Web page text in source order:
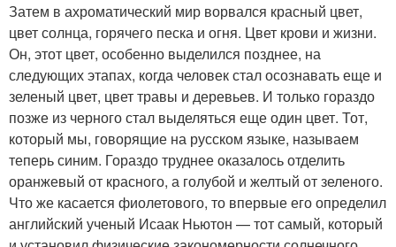
Затем в ахроматический мир ворвался красный цвет,
цвет солнца, горячего песка и огня. Цвет крови и жизни.
Он, этот цвет, особенно выделился позднее, на
следующих этапах, когда человек стал осознавать еще и
зеленый цвет, цвет травы и деревьев. И только гораздо
позже из черного стал выделяться еще один цвет. Тот,
который мы, говорящие на русском языке, называем
теперь синим. Гораздо труднее оказалось отделить
оранжевый от красного, а голубой и желтый от зеленого.
Что же касается фиолетового, то впервые его определил
английский ученый Исаак Ньютон — тот самый, который